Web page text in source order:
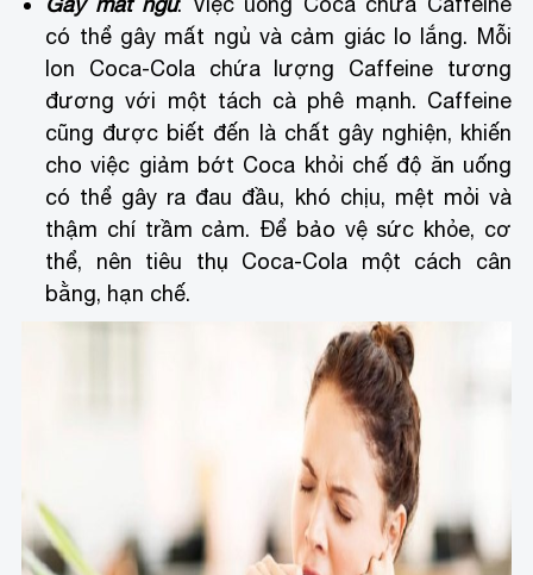
có thể gây mất ngủ và cảm giác lo lắng. Mỗi
lon Coca-Cola chứa lượng Caffeine tương
đương với một tách cà phê mạnh. Caffeine
cũng được biết đến là chất gây nghiện, khiến
cho việc giảm bớt Coca khỏi chế độ ăn uống
có thể gây ra đau đầu, khó chịu, mệt mỏi và
thậm chí trầm cảm. Để bảo vệ sức khỏe, cơ
thể, nên tiêu thụ Coca-Cola một cách cân
bằng, hạn chế.